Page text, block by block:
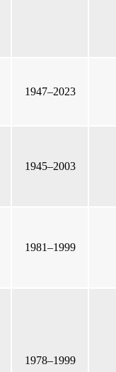
1947–2023
1945–2003
1981–1999
1978–1999